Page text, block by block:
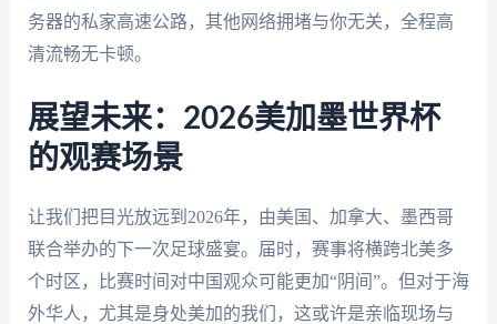
务器的私家高速公路，其他网络拥堵与你无关，全程高
清流畅无卡顿。
展望未来：2026美加墨世界杯
的观赛场景
让我们把目光放远到2026年，由美国、加拿大、墨西哥
联合举办的下一次足球盛宴。届时，赛事将横跨北美多
个时区，比赛时间对中国观众可能更加“阴间”。但对于海
外华人，尤其是身处美加的我们，这或许是亲临现场与